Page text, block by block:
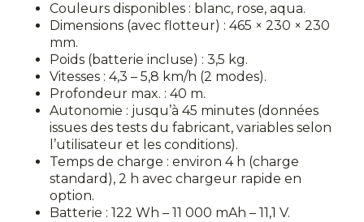
Couleurs disponibles : blanc, rose, aqua.
Dimensions (avec flotteur) : 465 × 230 × 230
mm.
Poids (batterie incluse) : 3,5 kg.
Vitesses : 4,3 – 5,8 km/h (2 modes).
Profondeur max. : 40 m.
Autonomie : jusqu’à 45 minutes (données
issues des tests du fabricant, variables selon
l’utilisateur et les conditions).
Temps de charge : environ 4 h (charge
standard), 2 h avec chargeur rapide en
option.
Batterie : 122 Wh – 11 000 mAh – 11,1 V.